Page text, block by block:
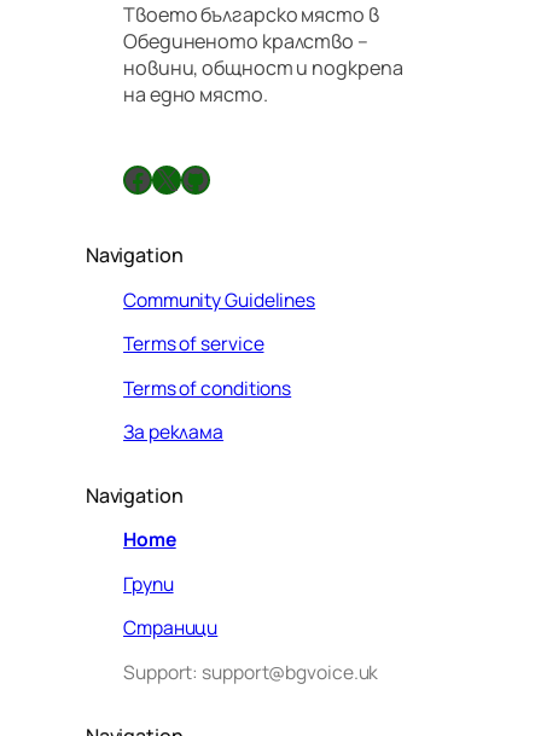
Твоето българско място в
Обединеното кралство –
новини, общност и подкрепа
на едно място.
Facebook X GitHub
Navigation
Community Guidelines
Terms of service
Terms of conditions
За реклама
Navigation
Home
Групи
Страници
Support: support@bgvoice.uk